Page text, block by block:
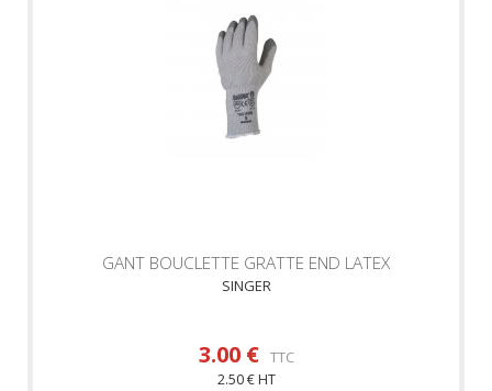
GANT BOUCLETTE GRATTE END LATEX
SINGER
3.00 € TTC
2.50 € HT